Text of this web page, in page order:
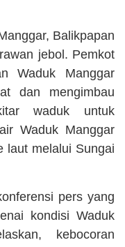
Balikpapan
jebol. Pemkot
Waduk Manggar
dan mengimbau
waduk untuk
Waduk Manggar
laut melalui Sungai
pers yang
kondisi Waduk
kebocoran